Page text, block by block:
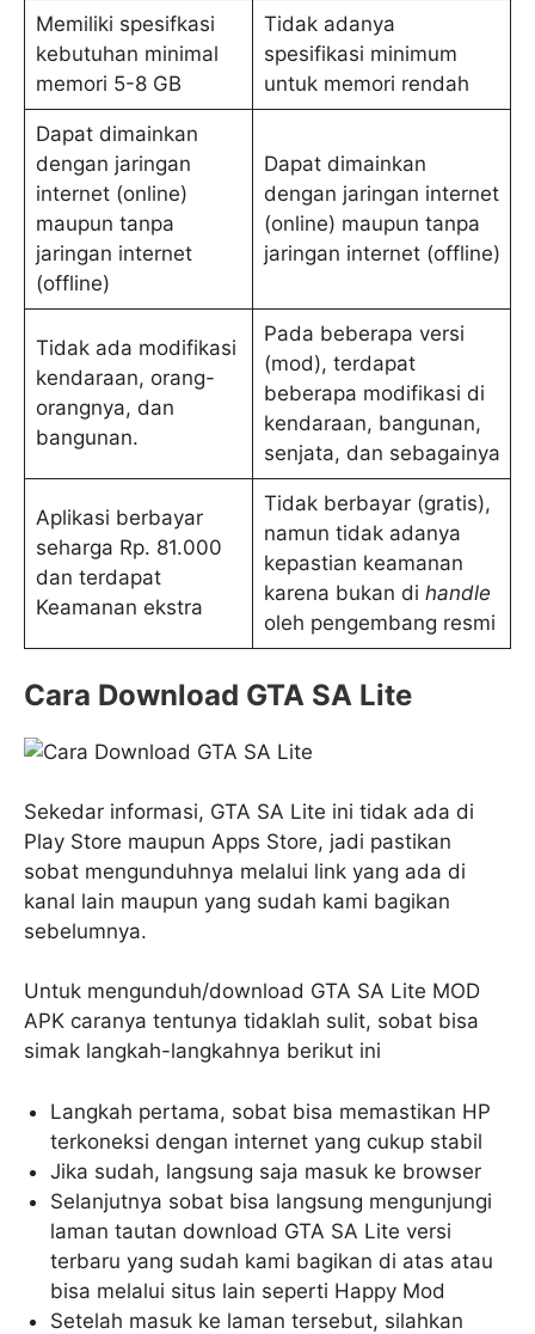
Memiliki spesifkasi
kebutuhan minimal
memori 5-8 GB
Tidak adanya
spesifikasi minimum
untuk memori rendah
Dapat dimainkan
dengan jaringan
internet (online)
maupun tanpa
jaringan internet
(offline)
Dapat dimainkan
dengan jaringan internet
(online) maupun tanpa
jaringan internet (offline)
Tidak ada modifikasi
kendaraan, orang-
orangnya, dan
bangunan.
Pada beberapa versi
(mod), terdapat
beberapa modifikasi di
kendaraan, bangunan,
senjata, dan sebagainya
Aplikasi berbayar
seharga Rp. 81.000
dan terdapat
Keamanan ekstra
Tidak berbayar (gratis),
namun tidak adanya
kepastian keamanan
karena bukan di handle
oleh pengembang resmi
Cara Download GTA SA Lite
Sekedar informasi, GTA SA Lite ini tidak ada di
Play Store maupun Apps Store, jadi pastikan
sobat mengunduhnya melalui link yang ada di
kanal lain maupun yang sudah kami bagikan
sebelumnya.
Untuk mengunduh/download GTA SA Lite MOD
APK caranya tentunya tidaklah sulit, sobat bisa
simak langkah-langkahnya berikut ini
Langkah pertama, sobat bisa memastikan HP
terkoneksi dengan internet yang cukup stabil
Jika sudah, langsung saja masuk ke browser
Selanjutnya sobat bisa langsung mengunjungi
laman tautan download GTA SA Lite versi
terbaru yang sudah kami bagikan di atas atau
bisa melalui situs lain seperti Happy Mod
Setelah masuk ke laman tersebut, silahkan